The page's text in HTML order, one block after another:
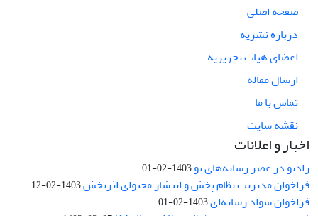
صفحه اصلی
درباره نشریه
اعضای هیات تحریریه
ارسال مقاله
تماس با ما
نقشه سایت
اخبار و اعلانات
رادیو در عصر رسانه‌های نو1403-02-01
فراخوان مدیریت نظام پخش و انتشار محتوای اثربخش1403-02-12
فراخوان سواد رسانه‌ای1403-02-01